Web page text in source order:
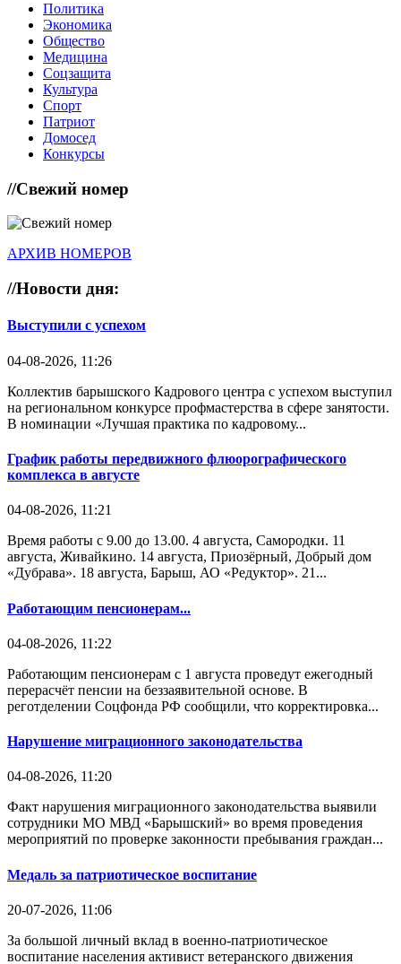
Политика
Экономика
Общество
Медицина
Соцзащита
Культура
Спорт
Патриот
Домосед
Конкурсы
//Свежий номер
АРХИВ НОМЕРОВ
//Новости дня:
Выступили с успехом
04-08-2026, 11:26
Коллектив барышского Кадрового центра с успехом выступил
на региональном конкурсе профмастерства в сфере занятости.
В номинации «Лучшая практика по кадровому...
График работы передвижного флюорографического
комплекса в августе
04-08-2026, 11:21
Время работы с 9.00 до 13.00. 4 августа, Самородки. 11
августа, Живайкино. 14 августа, Приозёрный, Добрый дом
«Дубрава». 18 августа, Барыш, АО «Редуктор». 21...
Работающим пенсионерам...
04-08-2026, 11:22
Работающим пенсионерам с 1 августа проведут ежегодный
перерасчёт пенсии на беззаявительной основе. В
реготделении Соцфонда РФ сообщили, что корректировка...
Нарушение миграционного законодательства
04-08-2026, 11:20
Факт нарушения миграционного законодательства выявили
сотрудники МО МВД «Барышский» во время проведения
мероприятий по проверке законности пребывания граждан...
Медаль за патриотическое воспитание
20-07-2026, 11:06
За большой личный вклад в военно-патриотическое
воспитание населения активист ветеранского движения